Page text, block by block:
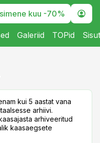
kuu -70%
Galeriid TOPid
kui 5 aastat vana
arhiivi.
arhiveeritud
kaasaegsete